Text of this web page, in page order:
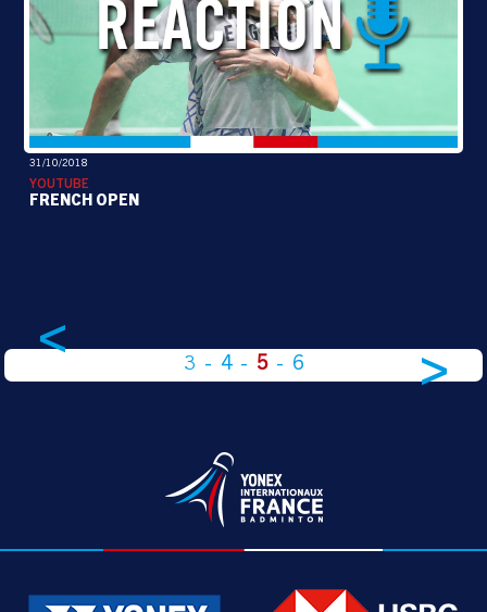
31/10/2018
YOUTUBE
FRENCH OPEN
< 3 - 4 - 5 - 6 >